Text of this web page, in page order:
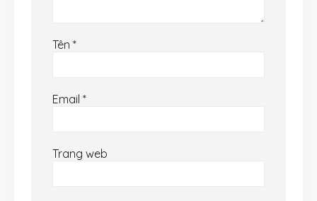
Tên *
Email *
Trang web